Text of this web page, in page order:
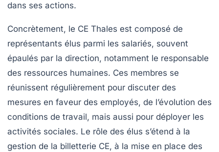
dans ses actions.
Concrètement, le CE Thales est composé de
représentants élus parmi les salariés, souvent
épaulés par la direction, notamment le responsable
des ressources humaines. Ces membres se
réunissent régulièrement pour discuter des
mesures en faveur des employés, de l’évolution des
conditions de travail, mais aussi pour déployer les
activités sociales. Le rôle des élus s’étend à la
gestion de la billetterie CE, à la mise en place des